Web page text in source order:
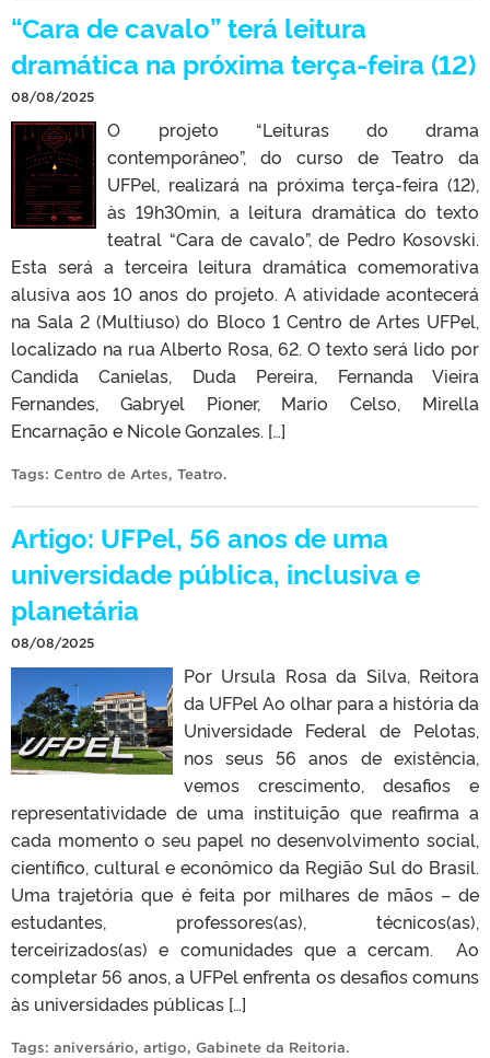
“Cara de cavalo” terá leitura
dramática na próxima terça-feira (12)
08/08/2025
O projeto “Leituras do drama
contemporâneo”, do curso de Teatro da
UFPel, realizará na próxima terça-feira (12),
às 19h30min, a leitura dramática do texto
teatral “Cara de cavalo”, de Pedro Kosovski.
Esta será a terceira leitura dramática comemorativa
alusiva aos 10 anos do projeto. A atividade acontecerá
na Sala 2 (Multiuso) do Bloco 1 Centro de Artes UFPel,
localizado na rua Alberto Rosa, 62. O texto será lido por
Candida Canielas, Duda Pereira, Fernanda Vieira
Fernandes, Gabryel Pioner, Mario Celso, Mirella
Encarnação e Nicole Gonzales. […]
Tags: Centro de Artes, Teatro.
Artigo: UFPel, 56 anos de uma
universidade pública, inclusiva e
planetária
08/08/2025
Por Ursula Rosa da Silva, Reitora
da UFPel Ao olhar para a história da
Universidade Federal de Pelotas,
nos seus 56 anos de existência,
vemos crescimento, desafios e
representatividade de uma instituição que reafirma a
cada momento o seu papel no desenvolvimento social,
científico, cultural e econômico da Região Sul do Brasil.
Uma trajetória que é feita por milhares de mãos – de
estudantes, professores(as), técnicos(as),
terceirizados(as) e comunidades que a cercam. Ao
completar 56 anos, a UFPel enfrenta os desafios comuns
às universidades públicas […]
Tags: aniversário, artigo, Gabinete da Reitoria.